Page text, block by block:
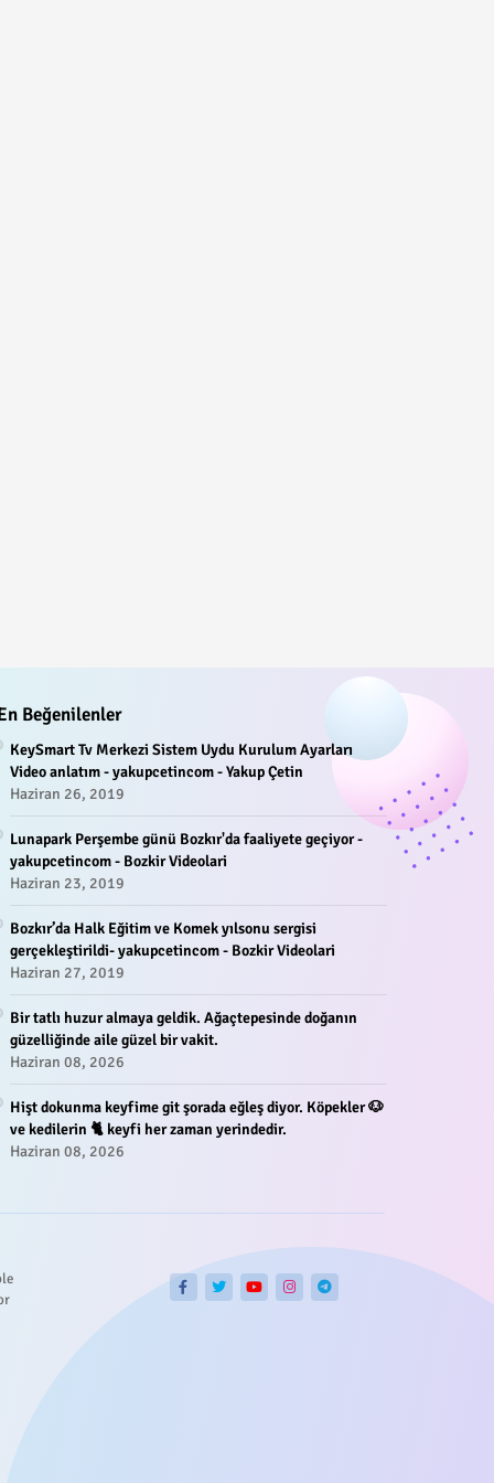
Beğenilenler
KeySmart Tv Merkezi Sistem Uydu Kurulum Ayarları
Video anlatım - yakupcetincom - Yakup Çetin
Haziran 26, 2019
Lunapark Perşembe günü Bozkır'da faaliyete geçiyor -
yakupcetincom - Bozkir Videolari
Haziran 23, 2019
Bozkır’da Halk Eğitim ve Komek yılsonu sergisi
gerçekleştirildi- yakupcetincom - Bozkir Videolari
Haziran 27, 2019
Bir tatlı huzur almaya geldik. Ağaçtepesinde doğanın
güzelliğinde aile güzel bir vakit.
Haziran 08, 2026
Hişt dokunma keyfime git şorada eğleş diyor. Köpekler 🐶
ve kedilerin 🐈 keyfi her zaman yerindedir.
Haziran 08, 2026